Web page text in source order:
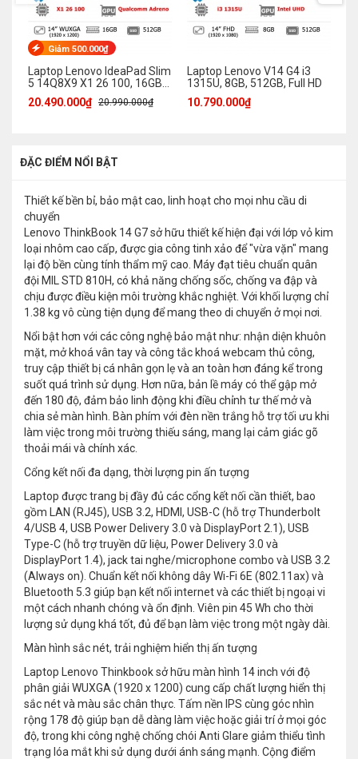
Giảm 500.000₫
Laptop Lenovo IdeaPad Slim
5 14Q8X9 X1 26 100, 16GB,
512GB, WUXGA OLED
20.490.000₫ 20.990.000₫
Laptop Lenovo V14 G4 i3
1315U, 8GB, 512GB, Full HD
10.790.000₫
ĐẶC ĐIỂM NỔI BẬT
Thiết kế bền bỉ, bảo mật cao, linh hoạt cho mọi nhu cầu di
chuyển
Lenovo ThinkBook 14 G7 sở hữu thiết kế hiện đại với lớp vỏ kim
loại nhôm cao cấp, được gia công tinh xảo để "vừa vặn" mang
lại độ bền cùng tính thẩm mỹ cao. Máy đạt tiêu chuẩn quân
đội MIL STD 810H, có khả năng chống sốc, chống va đập và
chịu được điều kiện môi trường khắc nghiệt. Với khối lượng chỉ
1.38 kg vô cùng tiện dụng để mang theo di chuyển ở mọi nơi.
Nổi bật hơn với các công nghệ bảo mật như: nhận diện khuôn
mặt, mở khoá vân tay và công tắc khoá webcam thủ công,
truy cập thiết bị cá nhân gọn lẹ và an toàn hơn đáng kể trong
suốt quá trình sử dụng. Hơn nữa, bản lề máy có thể gập mở
đến 180 độ, đảm bảo linh động khi điều chỉnh tư thế mở và
chia sẻ màn hình. Bàn phím với đèn nền trắng hỗ trợ tối ưu khi
làm việc trong môi trường thiếu sáng, mang lại cảm giác gõ
thoải mái và chính xác.
Cổng kết nối đa dạng, thời lượng pin ấn tượng
Laptop được trang bị đầy đủ các cổng kết nối cần thiết, bao
gồm LAN (RJ45), USB 3.2, HDMI, USB-C (hỗ trợ Thunderbolt
4/USB 4, USB Power Delivery 3.0 và DisplayPort 2.1), USB
Type-C (hỗ trợ truyền dữ liệu, Power Delivery 3.0 và
DisplayPort 1.4), jack tai nghe/microphone combo và USB 3.2
(Always on). Chuẩn kết nối không dây Wi-Fi 6E (802.11ax) và
Bluetooth 5.3 giúp bạn kết nối internet và các thiết bị ngoại vi
một cách nhanh chóng và ổn định. Viên pin 45 Wh cho thời
lượng sử dụng khá tốt, đủ để bạn làm việc trong một ngày dài.
Màn hình sắc nét, trải nghiệm hiển thị ấn tượng
Laptop Lenovo Thinkbook sở hữu màn hình 14 inch với độ
phân giải WUXGA (1920 x 1200) cung cấp chất lượng hiển thị
sắc nét và màu sắc chân thực. Tấm nền IPS cùng góc nhìn
rộng 178 độ giúp bạn dễ dàng làm việc hoặc giải trí ở mọi góc
độ, trong khi công nghệ chống chói Anti Glare giảm thiểu tình
trạng lóa mắt khi sử dụng dưới ánh sáng mạnh. Cộng điểm